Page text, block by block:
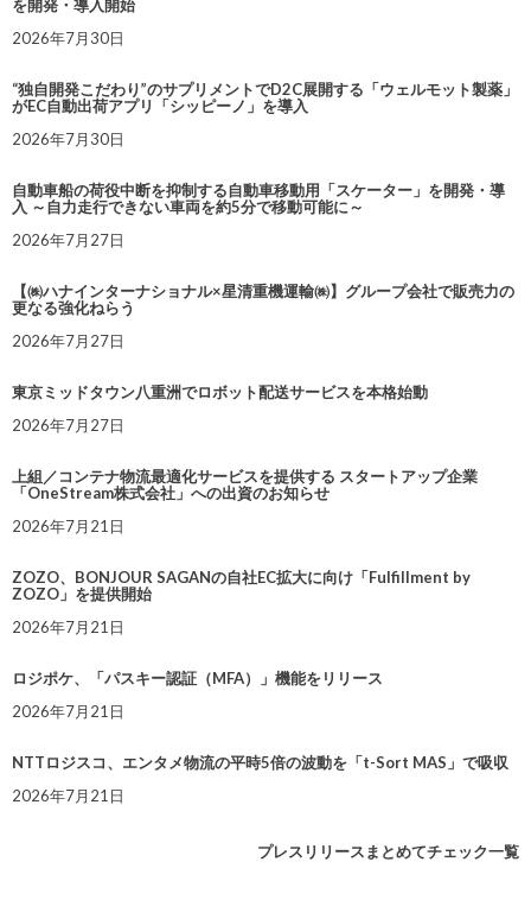
を開発・導入開始
2026年7月30日
“独自開発こだわり”のサプリメントでD2C展開する「ウェルモット製薬」
がEC自動出荷アプリ「シッピーノ」を導入
2026年7月30日
自動車船の荷役中断を抑制する自動車移動用「スケーター」を開発・導
入 ～自力走行できない車両を約5分で移動可能に～
2026年7月27日
【㈱ハナインターナショナル×星清重機運輸㈱】グループ会社で販売力の
更なる強化ねらう
2026年7月27日
東京ミッドタウン八重洲でロボット配送サービスを本格始動
2026年7月27日
上組／コンテナ物流最適化サービスを提供する スタートアップ企業
「OneStream株式会社」への出資のお知らせ
2026年7月21日
ZOZO、BONJOUR SAGANの自社EC拡大に向け「Fulfillment by
ZOZO」を提供開始
2026年7月21日
ロジポケ、「パスキー認証（MFA）」機能をリリース
2026年7月21日
NTTロジスコ、エンタメ物流の平時5倍の波動を「t-Sort MAS」で吸収
2026年7月21日
プレスリリースまとめてチェック一覧